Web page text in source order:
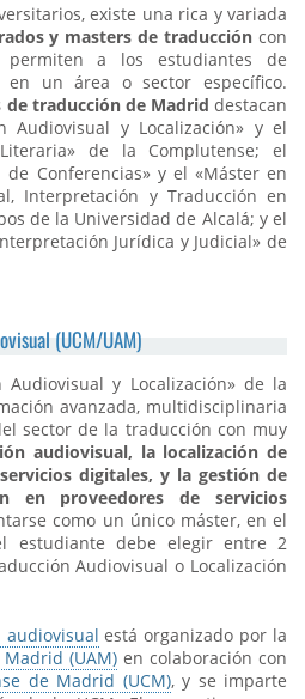
existe una rica y variada
y masters de traduccióncon
permiten a los estudiantes de
en un área o sector específico.
de traducción de Madrid destacan
Audiovisual y Localización» y el
de la Complutense; el
Conferencias» y el «Máster en
Interpretación y Traducción en
de la Universidad de Alcalá; y el
Jurídica y Judicial» de
(UCM/UAM)
y Localización» de la
avanzada, multidisciplinaria
sector de la traducción con muy
audiovisual, la localización de
digitales, y la gestión de
en proveedores de servicios
como un único máster, en el
estudiante debe elegir entre 2
Audiovisual o Localización
está organizado por la
(UAM) en colaboración con
de Madrid (UCM), y se imparte